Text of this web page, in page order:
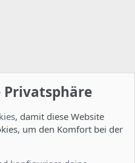
Privatsphäre
, damit diese Website
um den Komfort bei der